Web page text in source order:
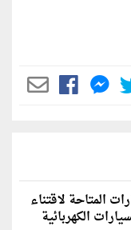
المتاحة لاقتناء
الكهربائية